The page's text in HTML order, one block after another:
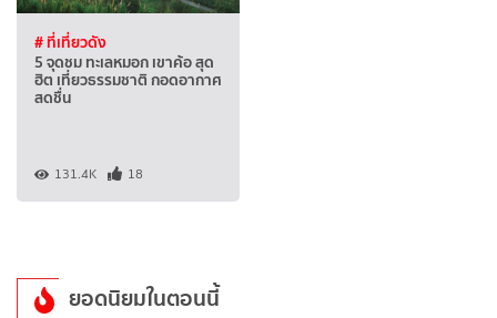
# ที่เที่ยวดัง
5 จุดชม ทะเลหมอก เขาค้อ สุด
ฮิต เที่ยวธรรมชาติ กอดอากาศ
สดชื่น
131.4K 18
ยอดนิยมในตอนนี้